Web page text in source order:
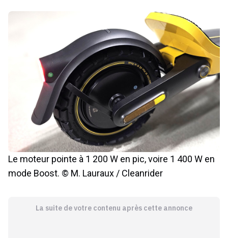
Le moteur pointe à 1 200 W en pic, voire 1 400 W en
mode Boost. © M. Lauraux / Cleanrider
La suite de votre contenu après cette annonce